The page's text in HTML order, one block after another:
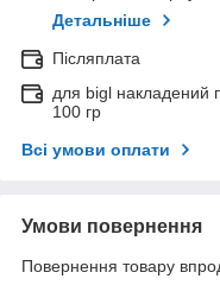
Детальніше
Післяплата
для bigl накладений
100 гр
Всі умови оплати
Умови повернення
Повернення товару